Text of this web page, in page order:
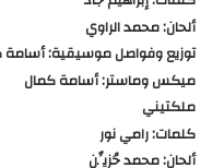
ألحان: محمد الراوي
توزيع وفواصل موسيقية: أسامة
ميكس وماستر: أسامة كمال
ملكتيني
كلمات: رامي نور
ألحان: محمد حُزيِّن